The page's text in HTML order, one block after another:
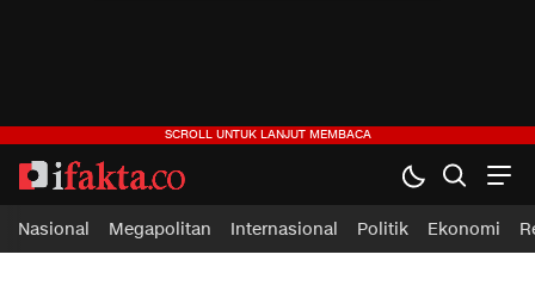
ifakta.co
#pastibenar
Nasional Megapolitan Internasional Politik Ekonomi